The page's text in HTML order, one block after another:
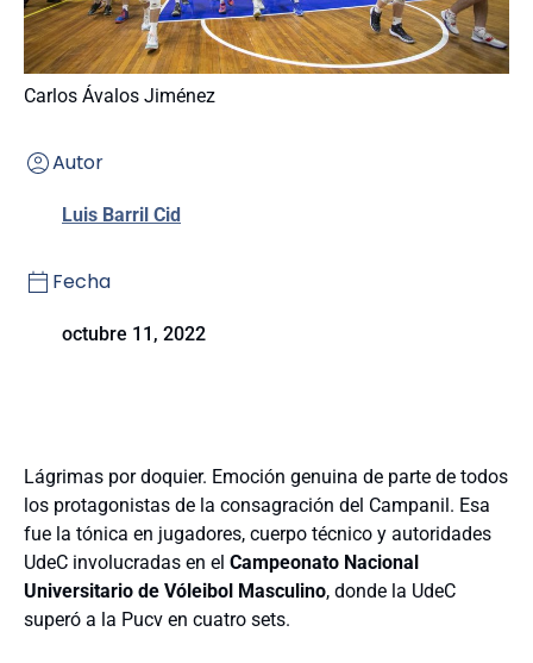
Carlos Ávalos Jiménez
Autor
Luis Barril Cid
Fecha
octubre 11, 2022
Lágrimas por doquier. Emoción genuina de parte de todos
los protagonistas de la consagración del Campanil. Esa
fue la tónica en jugadores, cuerpo técnico y autoridades
UdeC involucradas en el Campeonato Nacional
Universitario de Vóleibol Masculino, donde la UdeC
superó a la Pucv en cuatro sets.